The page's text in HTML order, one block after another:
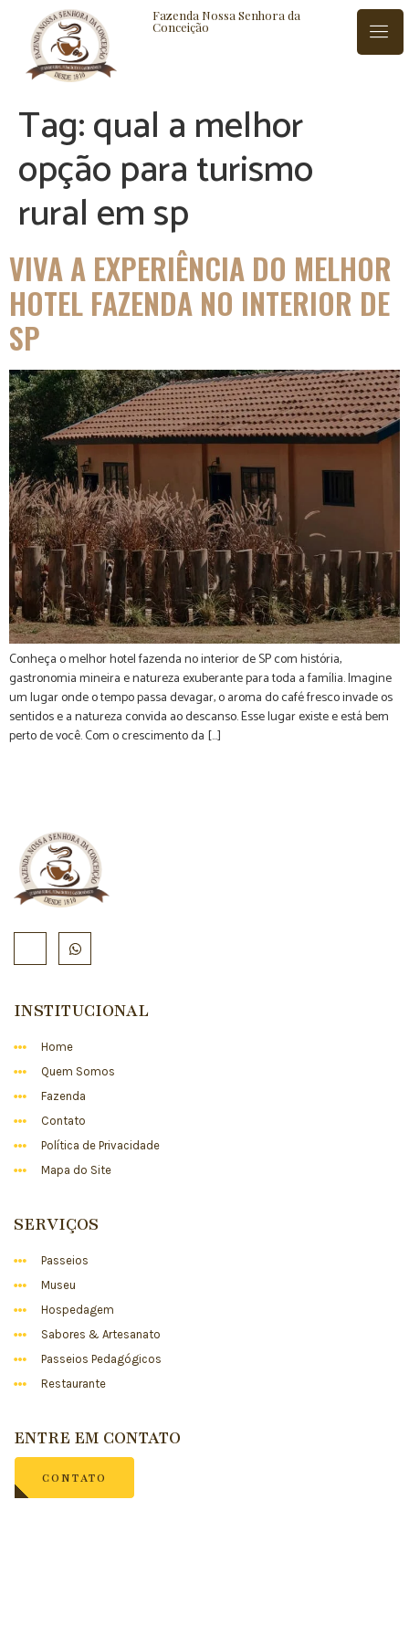
Fazenda Nossa Senhora da
Conceição
BLOG CONTATO
Tag:qual a melhor
opção para turismo
rural em sp
VIVA A EXPERIÊNCIA DO MELHOR
HOTEL FAZENDA NO INTERIOR DE
SP
Conheça o melhor hotel fazenda no interior de SP com história,
gastronomia mineira e natureza exuberante para toda a família. Imagine
um lugar onde o tempo passa devagar, o aroma do café fresco invade os
sentidos e a natureza convida ao descanso. Esse lugar existe e está bem
perto de você. Com o crescimento da […]
INSTITUCIONAL
Home
Quem Somos
Fazenda
Contato
Política de Privacidade
Mapa do Site
SERVIÇOS
Passeios
Museu
Hospedagem
Sabores & Artesanato
Passeios Pedagógicos
Restaurante
ENTRE EM CONTATO
CONTATO